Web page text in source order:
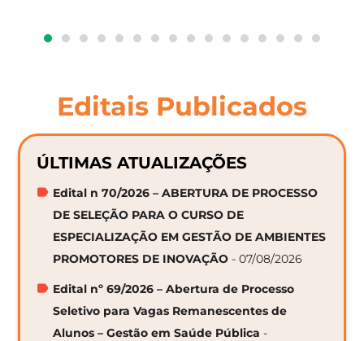
Editais Publicados
ÚLTIMAS ATUALIZAÇÕES
Edital n 70/2026 – ABERTURA DE PROCESSO
DE SELEÇÃO PARA O CURSO DE
ESPECIALIZAÇÃO EM GESTÃO DE AMBIENTES
PROMOTORES DE INOVAÇÃO - 07/08/2026
Edital nº 69/2026 – Abertura de Processo
Seletivo para Vagas Remanescentes de
Alunos – Gestão em Saúde Pública -